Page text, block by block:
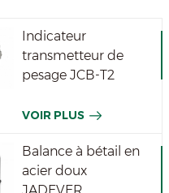
Indicateur
transmetteur de
pesage JCB-T2
VOIR PLUS
Balance à bétail en
acier doux